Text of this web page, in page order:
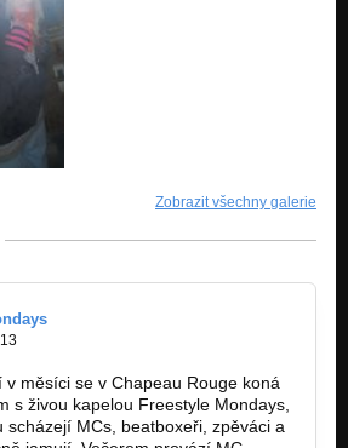
Zobrazit všechny galerie
v měsíci se v Chapeau Rouge koná
s živou kapelou Freestyle Mondays,
scházejí MCs, beatboxeři, zpěváci a